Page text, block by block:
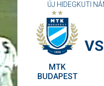
ÚJ HIDEGKUTI
MTK
BUDAPEST
VS